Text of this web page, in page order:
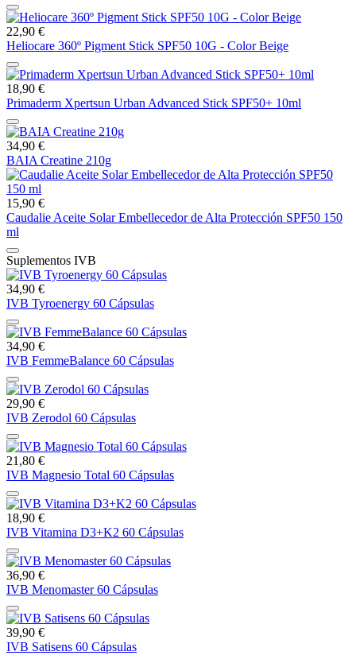
22,90 €
Heliocare 360º Pigment Stick SPF50 10G - Color Beige
18,90 €
Primaderm Xpertsun Urban Advanced Stick SPF50+ 10ml
34,90 €
BAIA Creatine 210g
15,90 €
Caudalie Aceite Solar Embellecedor de Alta Protección SPF50 150
ml
Suplementos IVB
34,90 €
IVB Tyroenergy 60 Cápsulas
34,90 €
IVB FemmeBalance 60 Cápsulas
29,90 €
IVB Zerodol 60 Cápsulas
21,80 €
IVB Magnesio Total 60 Cápsulas
18,90 €
IVB Vitamina D3+K2 60 Cápsulas
36,90 €
IVB Menomaster 60 Cápsulas
39,90 €
IVB Satisens 60 Cápsulas